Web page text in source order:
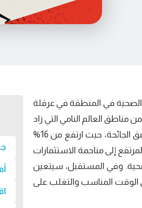
الصحية في المنطقة في عرقلة
العالم النامي التي زاد
بها الإنفاق الحكومي كنسبة من إجمالي الناتج المحلي خلال العقد الذي سبق الجائحة، حيث ارتفع من 16%
المرتفع إلى مناحمة الاستثمارات
وفي المستقبل، سيتعين
الوقت المناسب والتغلب على